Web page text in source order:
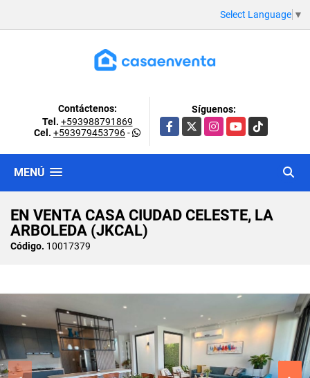
Select Language ▼
Contáctenos:
Tel. +593988791869
Cel. +593979453796-
Síguenos:
Facebook
X InstagramYouTubeTikTok
MENÚ
EN VENTA CASA CIUDAD CELESTE, LA
ARBOLEDA (JKCAL)
Código. 10017379